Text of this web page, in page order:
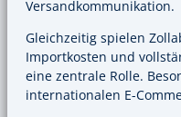
Versandkommunikation.
Gleichzeitig spielen
Importkosten und
eine zentrale Rolle.
internationalen E-